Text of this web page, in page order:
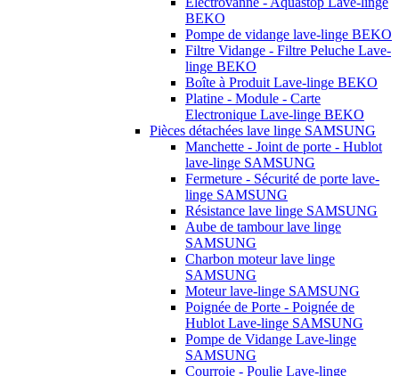
BEKO
Pompe de vidange lave-linge BEKO
Filtre Vidange - Filtre Peluche Lave-
linge BEKO
Boîte à Produit Lave-linge BEKO
Platine - Module - Carte
Electronique Lave-linge BEKO
Pièces détachées lave linge SAMSUNG
Manchette - Joint de porte - Hublot
lave-linge SAMSUNG
Fermeture - Sécurité de porte lave-
linge SAMSUNG
Résistance lave linge SAMSUNG
Aube de tambour lave linge
SAMSUNG
Charbon moteur lave linge
SAMSUNG
Moteur lave-linge SAMSUNG
Poignée de Porte - Poignée de
Hublot Lave-linge SAMSUNG
Pompe de Vidange Lave-linge
SAMSUNG
Courroie - Poulie Lave-linge